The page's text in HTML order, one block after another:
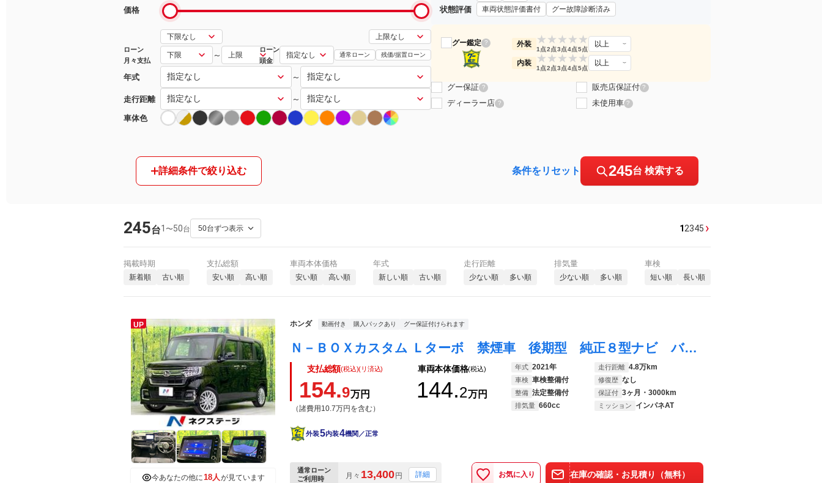
価格
ローン
月々支払
～
ローン
頭金
通常ローン 残価/据置ローン
年式 ～
走行距離 ～
車体色
状態評価 車両状態評価書付 グー故障診断済み
グー鑑定 ? 外装 ★
1点
★
2点
★
3点
★
4点
★
5点
以上
内装 ★
1点
★
2点
★
3点
★
4点
★
5点
以上
グー保証 ? 販売店保証付 ?
ディーラー店 ? 未使用車 ?
詳細条件で絞り込む 条件をリセット 245台 検索する
245台1 〜50台 12345 ›
掲載時期
新着順 古い順
支払総額
安い順 高い順
車両本体価格
安い順 高い順
年式
新しい順 古い順
走行距離
少ない順 多い順
排気量
少ない順 多い順
車検
短い順 長い順
UP
今あなたの他に18人が見ています
ホンダ 動画付き 購入パックあり グー保証付けられます
Ｎ－ＢＯＸカスタム Ｌターボ 禁煙車 後期型 純正８型ナビ バックカメラ ＣＤ／ＤＶＤ／フルセグ Ｂｌｕｅｔｏｏｔｈ接続 衝突軽減装置 アダプティブクルコン ＬＥＤヘッドライト オートハイビーム 両側電動スライドドア パドルシフト
支払総額(税込)(リ済込)
154.9万円
（諸費用10.7万円を含む）
車両本体価格(税込)
144.2万円
年式 2021年 走行距離 4.8万km
車検 車検整備付 修復歴 なし
整備 法定整備付 保証付 3ヶ月・3000km
排気量 660cc ミッション インパネAT
外装5内装4機関／正常
通常ローン
ご利用時
月々 13,400円 詳細 お気に入り 在庫の確認・お見積り（無料）